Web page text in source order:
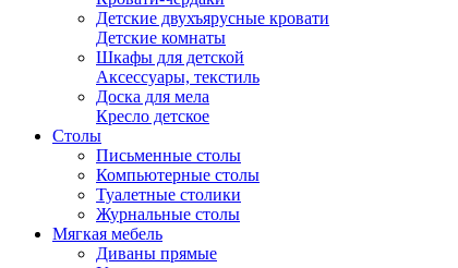
Детские двухъярусные кровати
Детские комнаты
Шкафы для детской
Аксессуары, текстиль
Доска для мела
Кресло детское
Столы
Письменные столы
Компьютерные столы
Туалетные столики
Журнальные столы
Мягкая мебель
Диваны прямые